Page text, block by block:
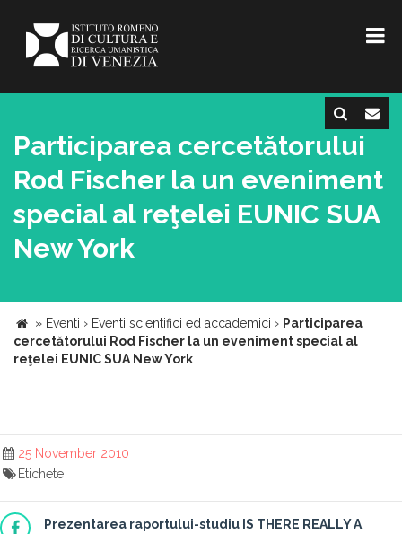
Participarea cercetătorului
Rod Fischer la un eveniment
special al reţelei EUNIC SUA
New York
» Eventi › Eventi scientifici ed accademici › Participarea
cercetătorului Rod Fischer la un eveniment special al
reţelei EUNIC SUA New York
25 November 2010
Etichete
Prezentarea raportului-studiu IS THERE REALLY A